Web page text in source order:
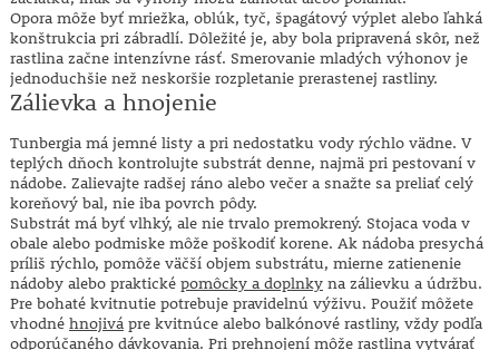
Opora môže byť mriežka, oblúk, tyč, špagátový výplet alebo ľahká
konštrukcia pri zábradlí. Dôležité je, aby bola pripravená skôr, než
rastlina začne intenzívne rásť. Smerovanie mladých výhonov je
jednoduchšie než neskoršie rozpletanie prerastenej rastliny.
Zálievka a hnojenie
Tunbergia má jemné listy a pri nedostatku vody rýchlo vädne. V
teplých dňoch kontrolujte substrát denne, najmä pri pestovaní v
nádobe. Zalievajte radšej ráno alebo večer a snažte sa preliať celý
koreňový bal, nie iba povrch pôdy.
Substrát má byť vlhký, ale nie trvalo premokrený. Stojaca voda v
obale alebo podmiske môže poškodiť korene. Ak nádoba presychá
príliš rýchlo, pomôže väčší objem substrátu, mierne zatienenie
nádoby alebo praktické pomôcky a doplnkyna zálievku a údržbu.
Pre bohaté kvitnutie potrebuje pravidelnú výživu. Použiť môžete
vhodné hnojivápre kvitnúce alebo balkónové rastliny, vždy podľa
odporúčaného dávkovania. Pri prehnojení môže rastlina vytvárať